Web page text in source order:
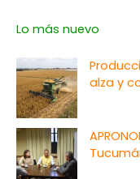
Lo más nuevo
alza y